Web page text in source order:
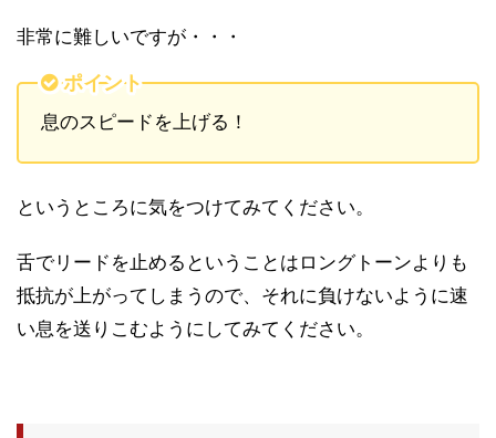
非常に難しいですが・・・
ポイント
息のスピードを上げる！
というところに気をつけてみてください。
舌でリードを止めるということはロングトーンよりも
抵抗が上がってしまうので、それに負けないように速
い息を送りこむようにしてみてください。